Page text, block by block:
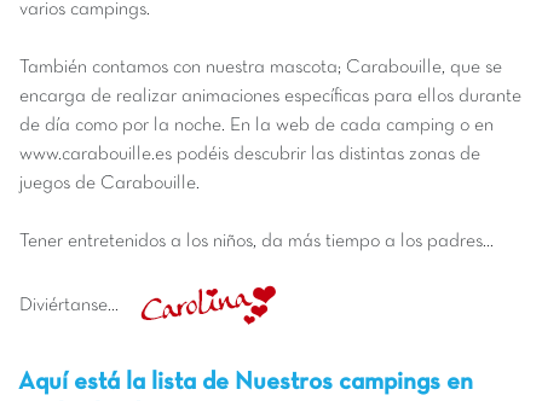
varios campings.
También contamos con nuestra mascota; Carabouille, que se
encarga de realizar animaciones específicas para ellos durante
de día como por la noche. En la web de cada camping o en
www.carabouille.es podéis descubrir las distintas zonas de
juegos de Carabouille.
Tener entretenidos a los niños, da más tiempo a los padres...
Diviértanse...
Aquí está la lista de Nuestros campings en